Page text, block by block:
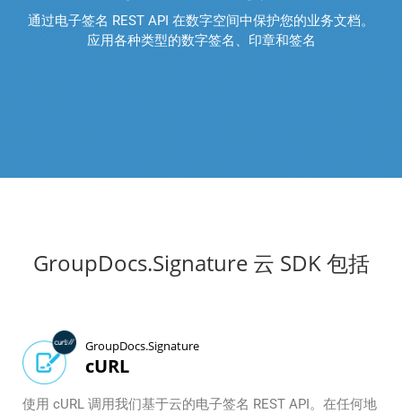
通过电子签名 REST API 在数字空间中保护您的业务文档。
应用各种类型的数字签名、印章和签名
GroupDocs.Signature 云 SDK 包括
GroupDocs.Signature
cURL
使用 cURL 调用我们基于云的电子签名 REST API。在任何地